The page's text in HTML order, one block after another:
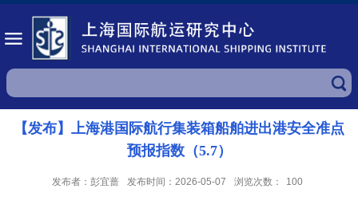
【发布】上海港国际航行集装箱船舶进出港安全准点
预报指数（5.7）
发布者：彭宜蔷 发布时间：2026-05-07 浏览次数： 100